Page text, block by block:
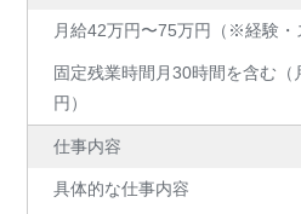
月給42万円〜75万円（※経験・
固定残業時間月30時間を含む
円）
仕事内容
具体的な仕事内容